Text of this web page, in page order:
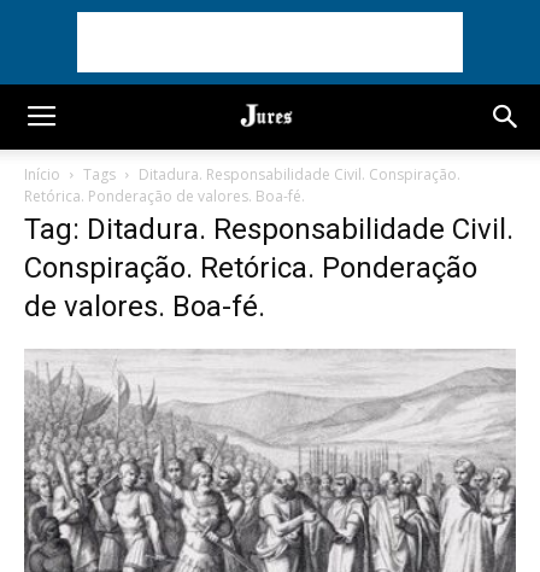
Início Tags
Ditadura. Responsabilidade Civil. Conspiração.
Retórica. Ponderação de valores. Boa-fé.
Tag: Ditadura. Responsabilidade Civil.
Conspiração. Retórica. Ponderação
de valores. Boa-fé.